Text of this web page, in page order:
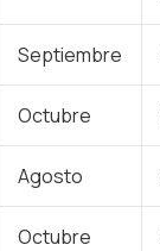
Septiembre
Octubre
Agosto
Octubre